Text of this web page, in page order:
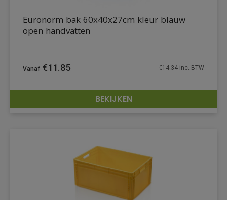
DETAILS
Euronorm bak 60x40x27cm kleur blauw
open handvatten
€11.85 €14.34 inc. BTW
BEKIJKEN